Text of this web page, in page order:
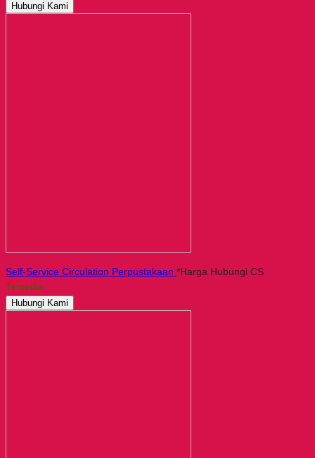
Hubungi Kami
Self-Service Circulation Perpustakaan *Harga Hubungi CS
Tersedia
Hubungi Kami